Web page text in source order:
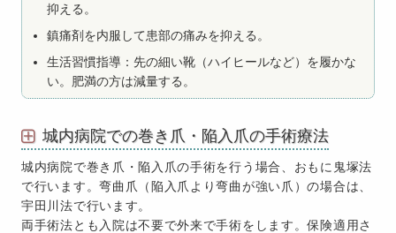
抑える。
鎮痛剤を内服して患部の痛みを抑える。
生活習慣指導：先の細い靴（ハイヒールなど）を履かな
い。肥満の方は減量する。
城内病院での巻き爪・陥入爪の手術療法
城内病院で巻き爪・陥入爪の手術を行う場合、おもに鬼塚法
で行います。弯曲爪（陥入爪より弯曲が強い爪）の場合は、
宇田川法で行います。
両手術法とも入院は不要で外来で手術をします。保険適用さ